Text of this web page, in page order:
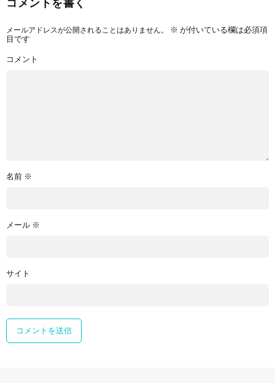
コメントを書く
メールアドレスが公開されることはありません。 ※ が付いている欄は必須項
目です
コメント
名前 ※
メール ※
サイト